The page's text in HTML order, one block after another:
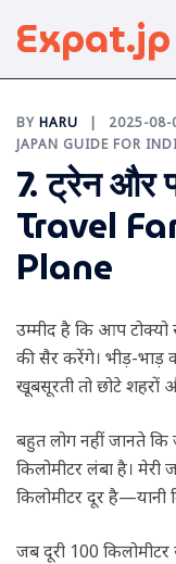
Expat.jp
BY HARU
2025-08-
JAPAN GUIDE FOR
7. ट्रेन और
Travel
Plane
उम्मीद है कि आप टोक्यो
की सैर करेंगे। भीड़-
खूबसूरती तो छोटे शहरों
बहुत लोग नहीं जानते कि
किलोमीटर लंबा है।
किलोमीटर दूर है—यानी
जब दूरी 100 किलोमीटर